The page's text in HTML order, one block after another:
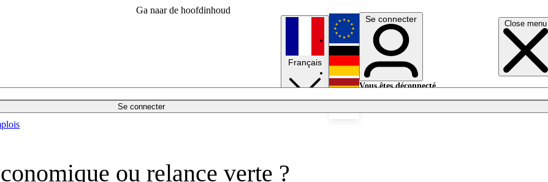
Ga naar de hoofdinhoud
Close menu
Se connecter
Français
English
Deutsch
Se connecter
Vous êtes déconnecté.
ou relance verte ?